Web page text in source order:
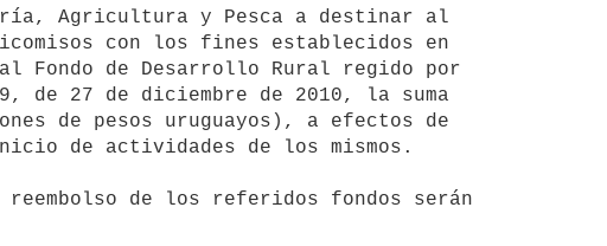
con los fines establecidos en
Fondo de Desarrollo Rural regido por
de 27 de diciembre de 2010, la suma
de pesos uruguayos), a efectos de
de actividades de los mismos.
de los referidos fondos serán